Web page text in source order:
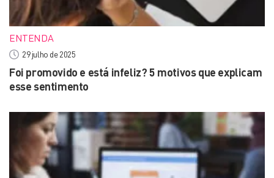
ENTENDA
29 julho de 2025
Foi promovido e está infeliz? 5 motivos que explicam
esse sentimento